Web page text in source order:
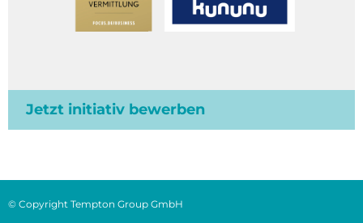
Jetzt initiativ bewerben
© Copyright Tempton Group GmbH